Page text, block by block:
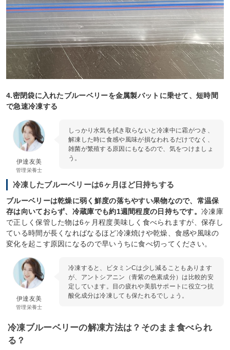
4.密閉袋に入れたブルーベリーを金属製バットに乗せて、短時間
で急速冷凍する
伊達友美
管理栄養士
しっかり水気を拭き取らないと冷凍中に霜がつき、
解凍した時に食感や風味が損なわれるだけでなく、
雑菌が繁殖する原因にもなるので、気をつけましょ
う。
冷凍したブルーベリーは6ヶ月ほど日持ちする
ブルーベリーは乾燥に弱く鮮度の落ちやすい果物なので、常温保
存は向いておらず、冷蔵庫でも約1週間程度の日持ちです。冷凍庫
で正しく保管した物は6ヶ月程度美味しく食べられますが、保存し
ている時間が長くなればなるほど冷凍焼けや乾燥、食感や風味の
変化を起こす原因になるので早いうちに食べ切ってください。
伊達友美
管理栄養士
冷凍すると、ビタミンCは少し減ることもあります
が、アントシアニン（青紫の色素成分）は比較的安
定しています。目の疲れや美肌サポートに役立つ抗
酸化成分は冷凍しても保たれるでしょう。
冷凍ブルーベリーの解凍方法は？そのまま食べられ
る？